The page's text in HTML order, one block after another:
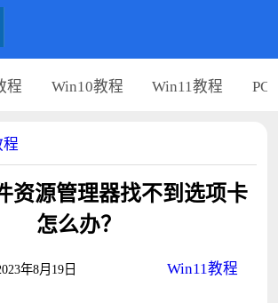
程 Win10教程 Win11教程 PC
程
资源管理器找不到选项卡
怎么办？
年8月19日 Win11教程